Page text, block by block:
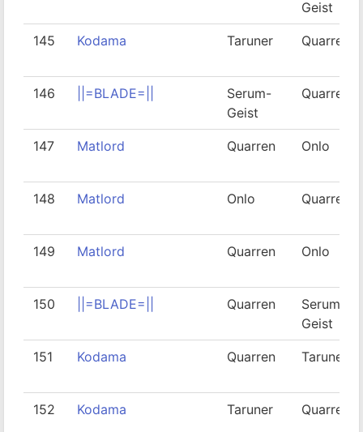
Geist
145 Kodama Taruner Quarren
146 ||=BLADE=||
Serum-
Geist
Quarren
147 Matlord Quarren Onlo
148 Matlord Onlo Quarren
149 Matlord Quarren Onlo
150 ||=BLADE=|| Quarren
Serum-
Geist
151 Kodama Quarren Taruner
152 Kodama Taruner Quarren